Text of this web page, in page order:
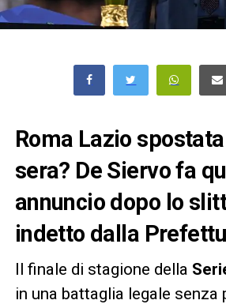
Roma Lazio
sera? De Siervo fa
annuncio dopo lo
indetto dalla
Il finale di stagione della
in una battaglia legale senza